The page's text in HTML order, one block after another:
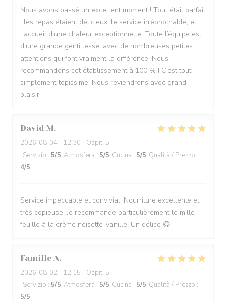
Nous avons passé un excellent moment ! Tout était parfait
: les repas étaient délicieux, le service irréprochable, et
l’accueil d’une chaleur exceptionnelle. Toute l’équipe est
d’une grande gentillesse, avec de nombreuses petites
attentions qui font vraiment la différence. Nous
recommandons cet établissement à 100 % ! C’est tout
simplement topissime. Nous reviendrons avec grand
plaisir !
David M
2026-08-04 - 12:30 - Ospiti 5
Servizio : 5/5 Atmosfera : 5/5 Cucina : 5/5 Qualità / Prezzo :
4/5
Service impeccable et convivial. Nourriture excellente et
très copieuse. Je recommande particulièrement le mille
feuille à la crème noisette-vanille. Un délice 😋
Famille A
2026-08-02 - 12:15 - Ospiti 5
Servizio : 5/5 Atmosfera : 5/5 Cucina : 5/5 Qualità / Prezzo :
5/5